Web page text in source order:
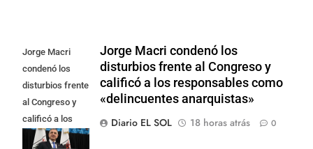
Jorge Macri
condenó los
disturbios frente
al Congreso y
calificó a los
responsables
Jorge Macri condenó los
disturbios frente al Congreso y
calificó a los responsables como
«delincuentes anarquistas»
Diario EL SOL
18 horas atrás 0